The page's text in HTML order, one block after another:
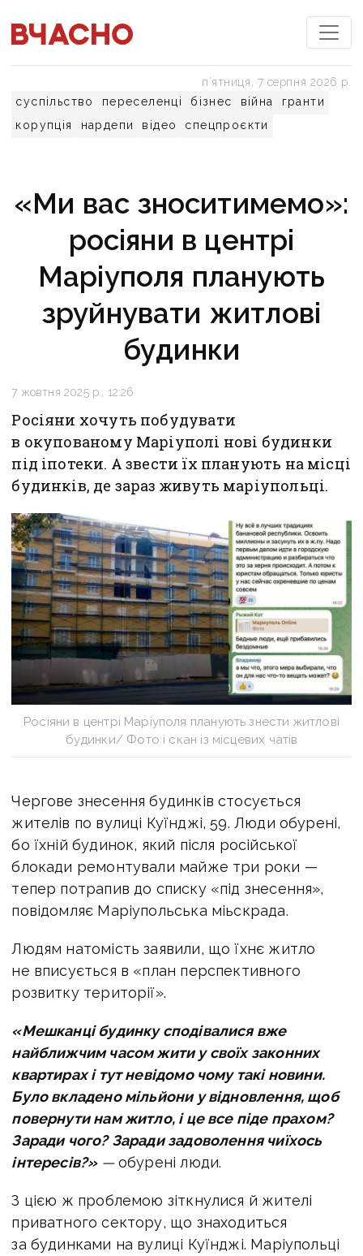
суспільство переселенці бізнес війна
гранти
корупція
нардепи відео спецпроєкти
пʼятниця, 7 серпня 2026 р.
«Ми вас зноситимемо»:
росіяни в центрі
Маріуполя планують
зруйнувати житлові
будинки
7 жовтня 2025 р., 12:26
Росіяни хочуть побудувати
в окупованому Маріуполі нові будинки
під іпотеки. А звести їх планують на місці
будинків, де зараз живуть маріупольці.
Росіяни в центрі Маріуполя планують знести житлові
будинки/ Фото і скан із місцевих чатів
Чергове знесення будинків стосується
жителів по вулиці Куїнджі, 59. Люди обурені,
бо їхній будинок, який після російської
блокади ремонтували майже три роки —
тепер потрапив до списку «під знесення»,
повідомляє Маріупольська міьскрада.
Людям натомість заявили, що їхнє житло
не вписується в «план перспективного
розвитку території».
«Мешканці будинку сподівалися вже
найближчим часом жити у своїх законних
квартирах і тут невідомо чому такі новини.
Було вкладено мільйони у відновлення, щоб
повернути нам житло, і це все піде прахом?
Заради чого? Заради задоволення чиїхось
інтересів?» —обурені люди.
З цією ж проблемою зіткнулися й жителі
приватного сектору, що знаходиться
за будинками на вулиці Куїнджі. Маріупольці